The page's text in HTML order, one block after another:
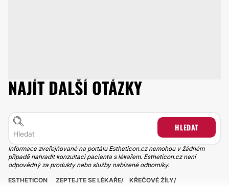
NAJÍT DALŠÍ OTÁZKY
HLEDAT
Informace zveřejňované na portálu Estheticon.cz nemohou v žádném
případě nahradit konzultaci pacienta s lékařem. Estheticon.cz není
odpovědný za produkty nebo služby nabízené odborníky.
ESTHETICON ZEPTEJTE SE LÉKAŘE
KŘEČOVÉ ŽÍLY